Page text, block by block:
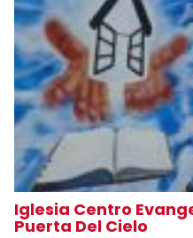
Iglesia Centro
Puerta Del Cielo